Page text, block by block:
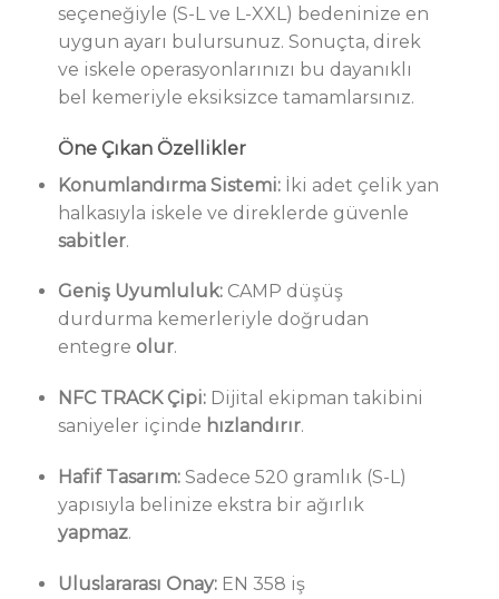
seçeneğiyle (S-L ve L-XXL) bedeninize en
uygun ayarı bulursunuz. Sonuçta, direk
ve iskele operasyonlarınızı bu dayanıklı
bel kemeriyle eksiksizce tamamlarsınız.
Öne Çıkan Özellikler
Konumlandırma Sistemi:İki adet çelik yan
halkasıyla iskele ve direklerde güvenle
sabitler.
Geniş Uyumluluk:CAMP düşüş
durdurma kemerleriyle doğrudan
entegre olur.
NFC TRACK Çipi:Dijital ekipman takibini
saniyeler içinde hızlandırır.
Hafif Tasarım:Sadece 520 gramlık (S-L)
yapısıyla belinize ekstra bir ağırlık
yapmaz.
Uluslararası Onay:EN 358 iş